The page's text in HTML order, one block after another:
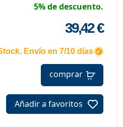
5% de descuento.
39,42 €
Envío en 7/10 días
comprar
Añadir a favoritos